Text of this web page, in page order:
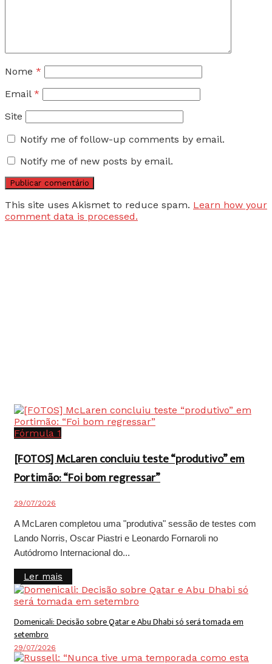
Nome *
Email *
Site
Notify me of follow-up comments by email.
Notify me of new posts by email.
This site uses Akismet to reduce spam. Learn how your
comment data is processed.
Fórmula 1
[FOTOS] McLaren concluiu teste “produtivo” em
Portimão: “Foi bom regressar”
29/07/2026
A McLaren completou uma "produtiva" sessão de testes com
Lando Norris, Oscar Piastri e Leonardo Fornaroli no
Autódromo Internacional do...
Ler mais
Domenicali: Decisão sobre Qatar e Abu Dhabi só será tomada em
setembro
29/07/2026